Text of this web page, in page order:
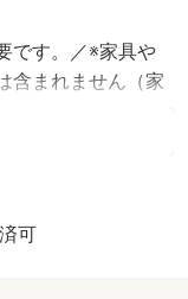
です。／※家具や
含まれません（家
入要（【個人契
円（税込）、月
月額１７０円／
４月額１，３２
可